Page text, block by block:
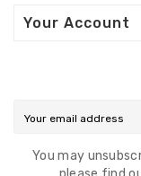
Your Account
You may